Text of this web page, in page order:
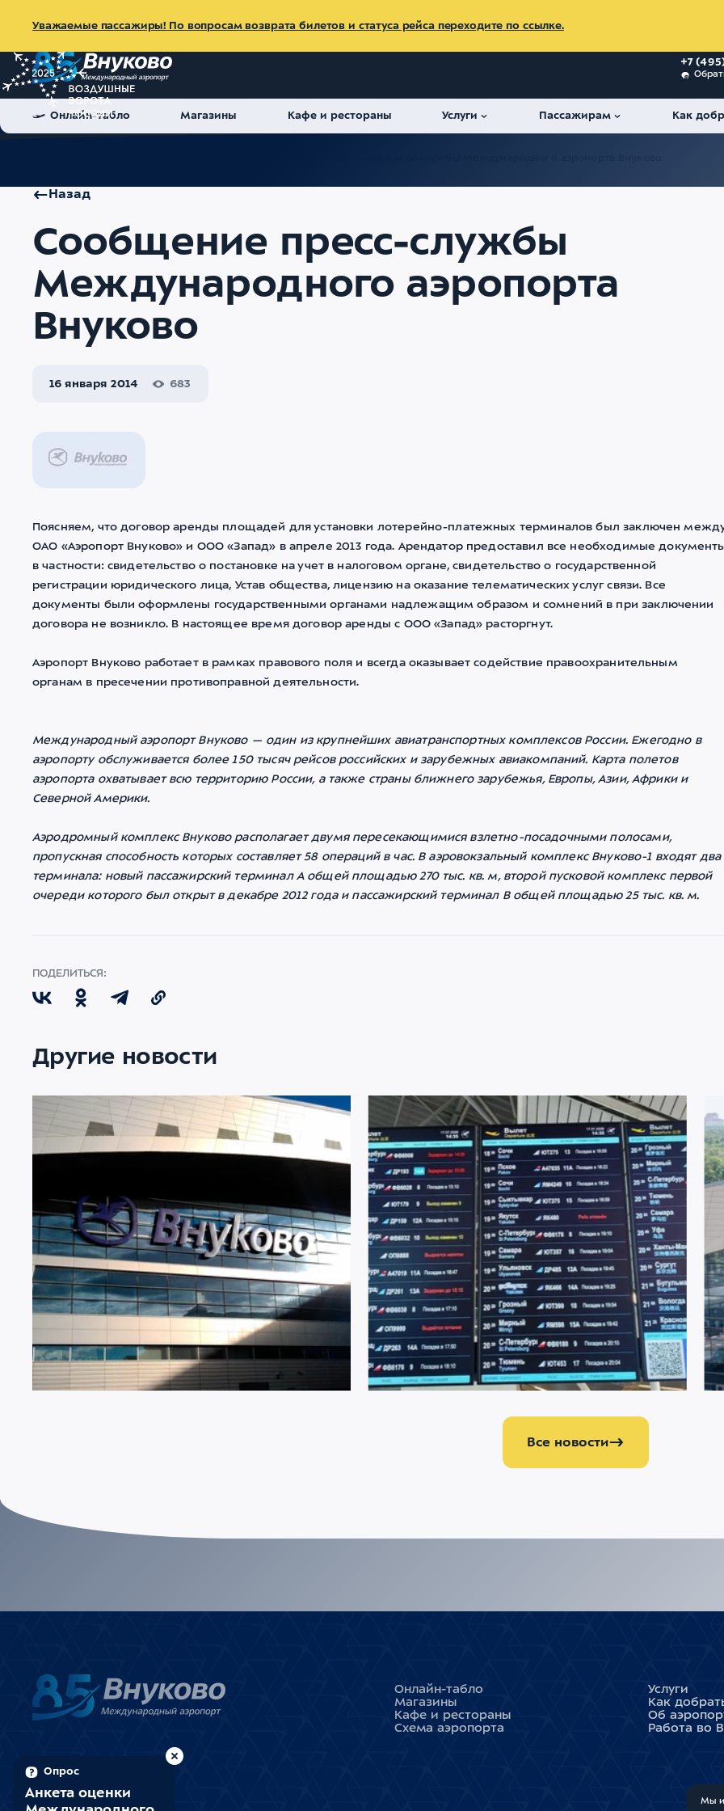
Уважаемые пассажиры! По вопросам возврата билетов и статуса рейса переходите по ссылке.
+7
Онлайн-табло Магазины Кафе и рестораны Услуги Пассажирам Как
Назад
Сообщение пресс-службы
Международного аэропорта
Внуково
16 января 2014 683
Поясняем, что договор аренды площадей для установки лотерейно-платежных терминалов был заключен
ОАО «Аэропорт Внуково» и ООО «Запад» в апреле 2013 года. Арендатор предоставил все необходимые
в частности: свидетельство о постановке на учет в налоговом органе, свидетельство о государственной
регистрации юридического лица, Устав общества, лицензию на оказание телематических услуг связи. Все
документы были оформлены государственными органами надлежащим образом и сомнений в при заключении
договора не возникло. В настоящее время договор аренды с ООО «Запад» расторгнут.
Аэропорт Внуково работает в рамках правового поля и всегда оказывает содействие правоохранительным
органам в пресечении противоправной деятельности.
Международный аэропорт Внуково — один из крупнейших авиатранспортных комплексов России. Ежегодно в
аэропорту обслуживается более 150 тысяч рейсов российских и зарубежных авиакомпаний. Карта полетов
аэропорта охватывает всю территорию России, а также страны ближнего зарубежья, Европы, Азии, Африки и
Северной Америки.
Аэродромный комплекс Внуково располагает двумя пересекающимися взлетно-посадочными полосами,
пропускная способность которых составляет 58 операций в час. В аэровокзальный комплекс Внуково-1 входят два
терминала: новый пассажирский терминал А общей площадью 270 тыс. кв. м, второй пусковой комплекс первой
очереди которого был открыт в декабре 2012 года и пассажирский терминал В общей площадью 25 тыс. кв. м.
ПОДЕЛИТЬСЯ:
Другие новости
Ограничение движения в районе
Международного аэропорта Внуково
Меняемся ради комфорта пассажиров
21
Все новости
Онлайн-табло
Магазины
Кафе и рестораны
Схема аэропорта
Услуги
Как
Об
Работа во
Мы
Опрос
Анкета оценки